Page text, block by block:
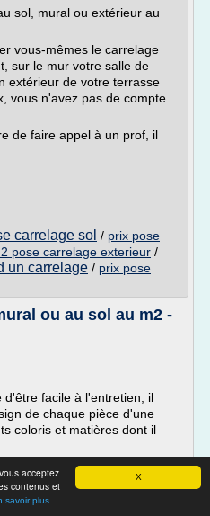
X
acceptez
contenus et
savoir plus
sol, mural ou extérieur au
vous-mêmes le carrelage
sur le mur votre salle de
extérieur de votre terrasse
vous n'avez pas de compte
de faire appel à un prof, il
carrelage sol / prix pose
pose carrelage exterieur /
un carrelage / prix pose
ou au sol au m2 -
facile à l'entretien, il
de chaque pièce d'une
coloris et matières dont il
en plus utilisée dans les
au sol s'adapte aussi bien à